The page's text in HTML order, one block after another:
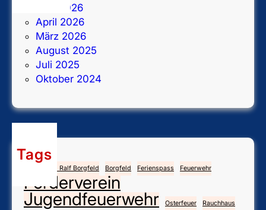
Juni 2026
April 2026
März 2026
August 2025
Juli 2025
Oktober 2024
Tags
Angela und Ralf Borgfeld Borgfeld Ferienspass Feuerwehr
Förderverein
Jugendfeuerwehr
Osterfeuer Rauchhaus